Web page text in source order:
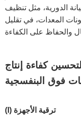
الدورية، مثل تنظيف
المعدات، في تقليل
كفاءة إنتاج
فوق البنفسجية
(I) ترقية الأجهزة